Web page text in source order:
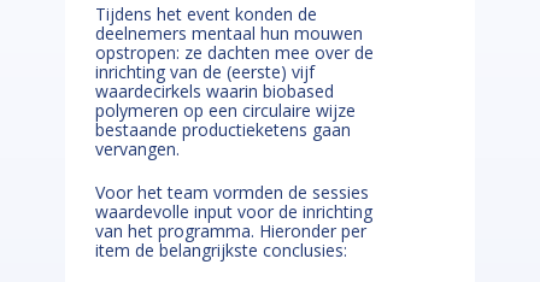
Tijdens het event konden de
deelnemers mentaal hun mouwen
opstropen: ze dachten mee over de
inrichting van de (eerste) vijf
waardecirkels waarin biobased
polymeren op een circulaire wijze
bestaande productieketens gaan
vervangen.
Voor het team vormden de sessies
waardevolle input voor de inrichting
van het programma. Hieronder per
item de belangrijkste conclusies: